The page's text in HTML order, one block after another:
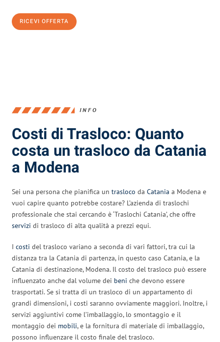
RICEVI OFFERTA
INFO
Costi di Trasloco: Quanto
costa un trasloco da Catania
a Modena
Sei una persona che pianifica un trasloco da Catania a Modena e
vuoi capire quanto potrebbe costare? L’azienda di traslochi
professionale che stai cercando è ‘Traslochi Catania’, che offre
servizi di trasloco di alta qualità a prezzi equi.
I costi del trasloco variano a seconda di vari fattori, tra cui la
distanza tra la Catania di partenza, in questo caso Catania, e la
Catania di destinazione, Modena. Il costo del trasloco può essere
influenzato anche dal volume dei beni che devono essere
trasportati. Se si tratta di un trasloco di un appartamento di
grandi dimensioni, i costi saranno ovviamente maggiori. Inoltre, i
servizi aggiuntivi come l’imballaggio, lo smontaggio e il
montaggio dei mobili, e la fornitura di materiale di imballaggio,
possono influenzare il costo finale del trasloco.